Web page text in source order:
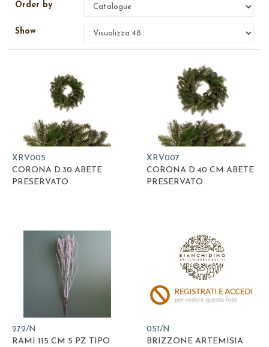
Order by
Show
XRV005
CORONA D.30 ABETE
PRESERVATO
XRV007
CORONA D.40 CM ABETE
PRESERVATO
272/N
RAMI 115 CM 5 PZ TIPO
051/N
BRIZZONE ARTEMISIA